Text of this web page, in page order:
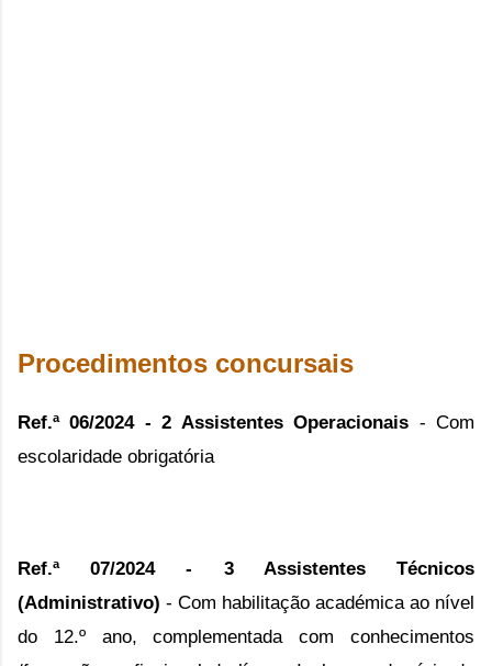
Procedimentos concursais
Ref.ª 06/2024 - 2 Assistentes Operacionais - Com
escolaridade obrigatória
Ref.ª 07/2024 - 3 Assistentes Técnicos
(Administrativo) - Com habilitação académica ao nível
do 12.º ano, complementada com conhecimentos